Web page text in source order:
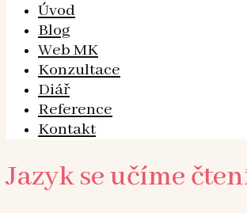
Úvod
Blog
Web MK
Konzultace
Diář
Reference
Kontakt
Jazyk se učíme